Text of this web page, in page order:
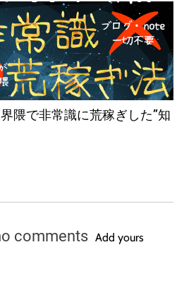
隈で非常識に荒稼ぎした”知
comments Add yours